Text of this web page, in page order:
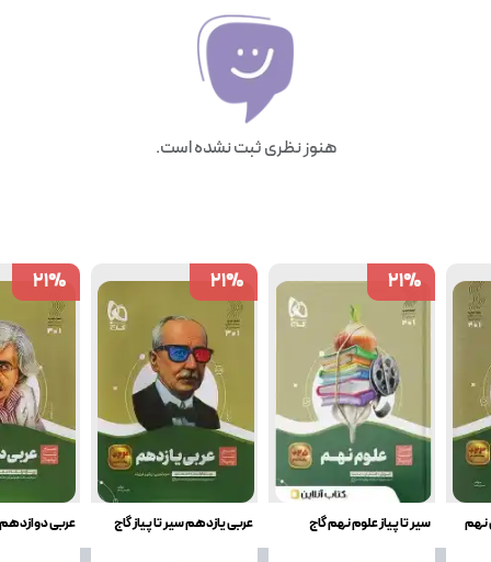
هنوز نظری ثبت نشده است.
نهم
سیر تا پیاز علوم نهم گاج
21%
21%
عربی یازدهم سیر تا پیاز گاج
21%
21%
عربی دوازدهم
21%
21%